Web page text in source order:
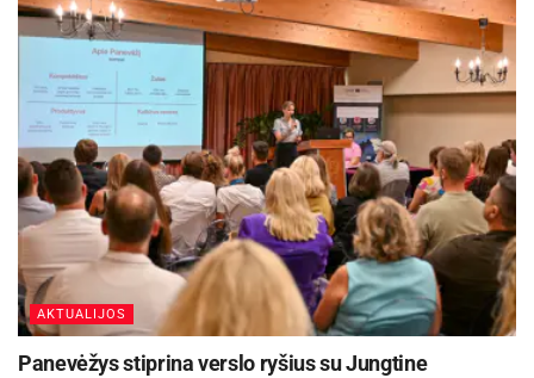
AKTUALIJOS
Panevėžys stiprina verslo ryšius su Jungtine